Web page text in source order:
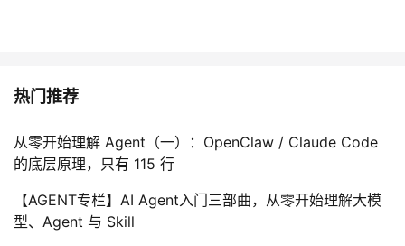
热门推荐
从零开始理解 Agent（一）：OpenClaw / Claude Code
的底层原理，只有 115 行
【AGENT专栏】AI Agent入门三部曲，从零开始理解大模
型、Agent 与 Skill